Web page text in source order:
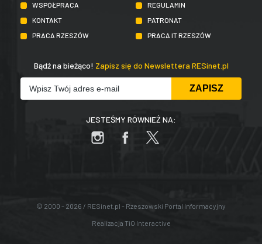
WSPÓŁPRACA
REGULAMIN
KONTAKT
PATRONAT
PRACA RZESZÓW
PRACA IT RZESZÓW
Bądź na bieżąco! Zapisz się do Newslettera RESinet.pl
JESTEŚMY RÓWNIEŻ NA:
© 2000 - 2026 / RESinet.pl - Rzeszowski Portal Informacyjny
Realizacja TiO Interactive